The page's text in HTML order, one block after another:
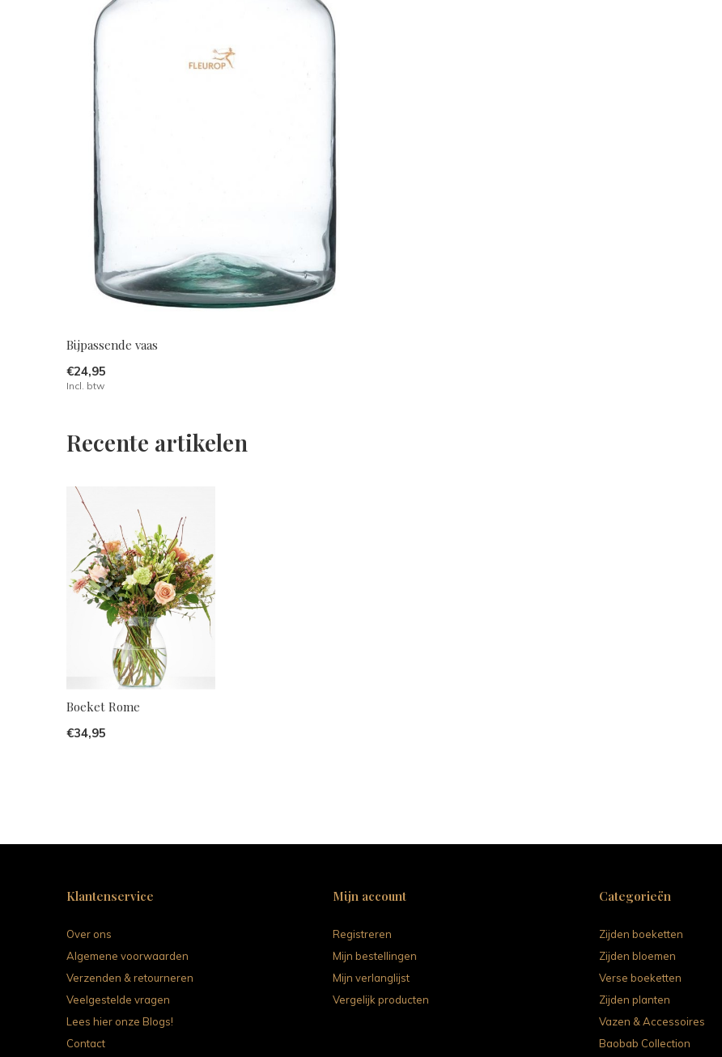
Bijpassende vaas
€24,95
Incl. btw
Recente artikelen
Boeket Rome
€34,95
Klantenservice
Over ons
Algemene voorwaarden
Verzenden & retourneren
Veelgestelde vragen
Lees hier onze Blogs!
Contact
Mijn account
Registreren
Mijn bestellingen
Mijn verlanglijst
Vergelijk producten
Categorieën
Zijden boeketten
Zijden bloemen
Verse boeketten
Zijden planten
Vazen & Accessoires
Baobab Collection